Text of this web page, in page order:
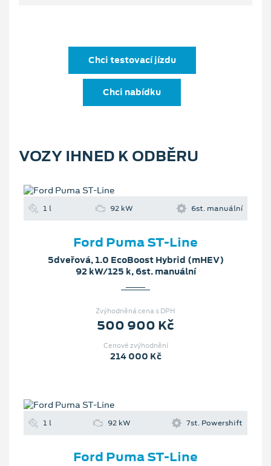
Chci testovací jízdu
Chci nabídku
VOZY IHNED K ODBĚRU
1 l 92 kW 6st. manuální
Ford Puma ST-Line
5dveřová, 1.0 EcoBoost Hybrid (mHEV)
92 kW/125 k, 6st. manuální
Zvýhodněná cena s DPH
500 900 Kč
Cenové zvýhodnění
214 000 Kč
1 l 92 kW 7st. Powershift
Ford Puma ST-Line